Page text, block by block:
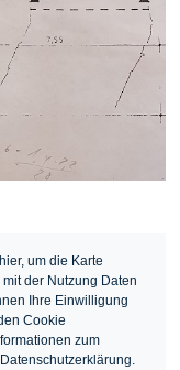
um die Karte
der Nutzung Daten
Ihre Einwilligung
Cookie
zum